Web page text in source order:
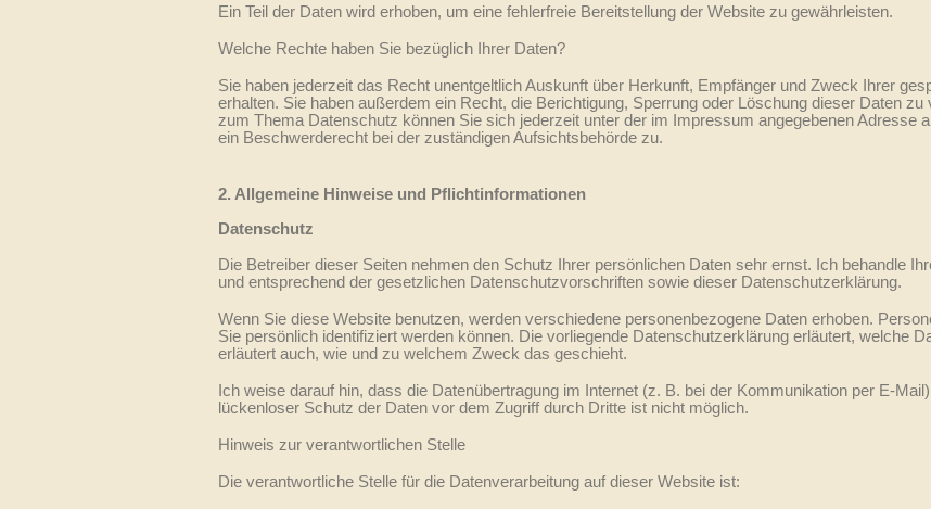
Ein Teil der Daten wird erhoben, um eine fehlerfreie Bereitstellung der Website zu gewährleisten.
Welche Rechte haben Sie bezüglich Ihrer Daten?
Sie haben jederzeit das Recht unentgeltlich Auskunft über Herkunft, Empfänger und Zweck Ihrer
erhalten. Sie haben außerdem ein Recht, die Berichtigung, Sperrung oder Löschung dieser Daten
zum Thema Datenschutz können Sie sich jederzeit unter der im Impressum angegebenen Adresse
ein Beschwerderecht bei der zuständigen Aufsichtsbehörde zu.
2. Allgemeine Hinweise und Pflichtinformationen
Datenschutz
Die Betreiber dieser Seiten nehmen den Schutz Ihrer persönlichen Daten sehr ernst. Ich behandle
und entsprechend der gesetzlichen Datenschutzvorschriften sowie dieser Datenschutzerklärung.
Wenn Sie diese Website benutzen, werden verschiedene personenbezogene Daten erhoben.
Sie persönlich identifiziert werden können. Die vorliegende Datenschutzerklärung erläutert, welche
erläutert auch, wie und zu welchem Zweck das geschieht.
Ich weise darauf hin, dass die Datenübertragung im Internet (z. B. bei der Kommunikation per E-
lückenloser Schutz der Daten vor dem Zugriff durch Dritte ist nicht möglich.
Hinweis zur verantwortlichen Stelle
Die verantwortliche Stelle für die Datenverarbeitung auf dieser Website ist: